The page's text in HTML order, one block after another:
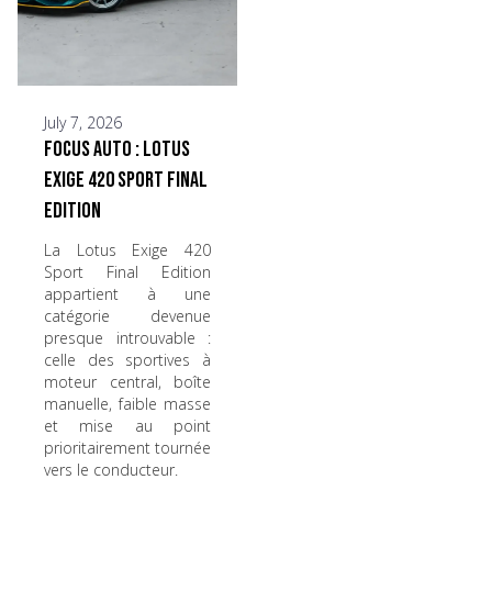
July 7, 2026
Focus Auto : Lotus
Exige 420 Sport Final
Edition
La Lotus Exige 420
Sport Final Edition
appartient à une
catégorie devenue
presque introuvable :
celle des sportives à
moteur central, boîte
manuelle, faible masse
et mise au point
prioritairement tournée
vers le conducteur.